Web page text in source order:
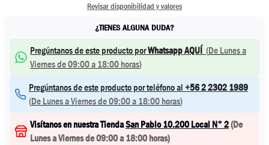
Revisar disponibilidad y valores
¿TIENES ALGUNA DUDA?
Pregúntanos de este producto porWhatsapp AQUÍ (De Lunes a
Viernes de 09:00 a 18:00 horas)
Pregúntanos de este producto por teléfono al+56 2 2302 1989
(De Lunes a Viernes de 09:00 a 18:00 horas)
Visítanos en nuestra TiendaSan Pablo 10.200 Local N° 2(De
Lunes a Viernes de 09:00 a 18:00 horas)